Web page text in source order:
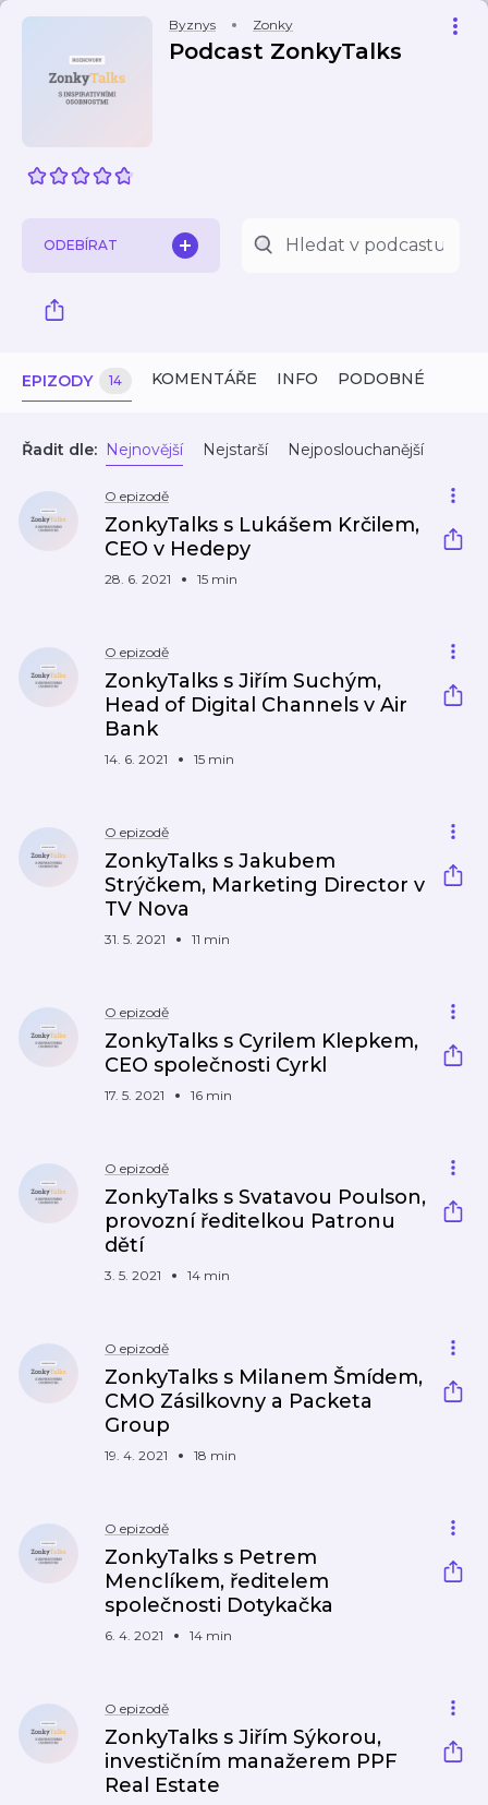
Byznys Zonky
Podcast ZonkyTalks
ODEBÍRAT
EPIZODY 14 KOMENTÁŘE INFO PODOBNÉ
Řadit dle: Nejnovější Nejstarší Nejposlouchanější
O epizodě
ZonkyTalks s Lukášem Krčilem,
CEO v Hedepy
28. 6. 2021 15 min
O epizodě
ZonkyTalks s Jiřím Suchým,
Head of Digital Channels v Air
Bank
14. 6. 2021 15 min
O epizodě
ZonkyTalks s Jakubem
Strýčkem, Marketing Director v
TV Nova
31. 5. 2021 11 min
O epizodě
ZonkyTalks s Cyrilem Klepkem,
CEO společnosti Cyrkl
17. 5. 2021 16 min
O epizodě
ZonkyTalks s Svatavou Poulson,
provozní ředitelkou Patronu
dětí
3. 5. 2021 14 min
O epizodě
ZonkyTalks s Milanem Šmídem,
CMO Zásilkovny a Packeta
Group
19. 4. 2021 18 min
O epizodě
ZonkyTalks s Petrem
Menclíkem, ředitelem
společnosti Dotykačka
6. 4. 2021 14 min
O epizodě
ZonkyTalks s Jiřím Sýkorou,
investičním manažerem PPF
Real Estate